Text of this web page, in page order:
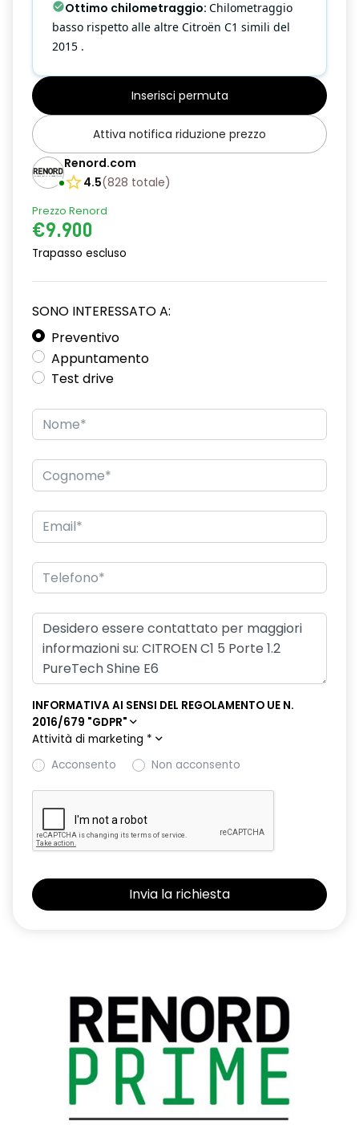
Ottimo chilometraggio: Chilometraggio
basso rispetto alle altre Citroën C1 simili del
2015 .
Inserisci permuta
Attiva notifica riduzione prezzo
Renord.com
4.5(828 totale)
Prezzo Renord
€9.900
Trapasso escluso
SONO INTERESSATO A:
Preventivo
Appuntamento
Test drive
INFORMATIVA AI SENSI DEL REGOLAMENTO UE N.
2016/679 "GDPR"
Attività di marketing *
Acconsento
Non acconsento